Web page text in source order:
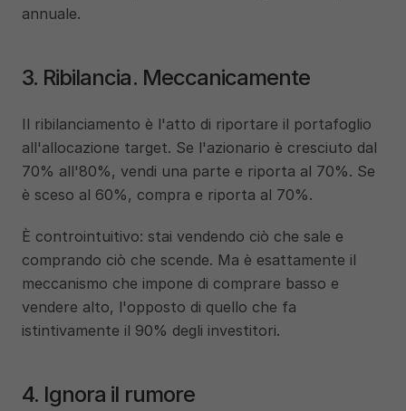
annuale.
3. Ribilancia. Meccanicamente
Il ribilanciamento è l'atto di riportare il portafoglio
all'allocazione target. Se l'azionario è cresciuto dal
70% all'80%, vendi una parte e riporta al 70%. Se
è sceso al 60%, compra e riporta al 70%.
È controintuitivo: stai vendendo ciò che sale e
comprando ciò che scende. Ma è esattamente il
meccanismo che impone di comprare basso e
vendere alto, l'opposto di quello che fa
istintivamente il 90% degli investitori.
4. Ignora il rumore